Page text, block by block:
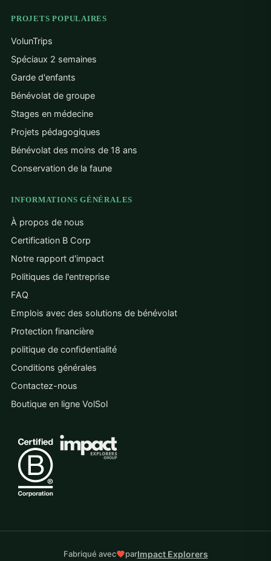
PROJETS POPULAIRES
VolunTrips
Spéciaux 2 semaines
Garde d'enfants
Bénévolat de groupe
Stages en médecine
Projets pédagogiques
Bénévolat des moins de 18 ans
Conservation de la faune
INFORMATIONS GÉNÉRALES
À propos de nous
Certification B Corp
Notre rapport d'impact
Politiques de l'entreprise
FAQ
Emplois avec des solutions de bénévolat
Protection financière
politique de confidentialité
Conditions générales
Contactez-nous
Boutique en ligne VolSol
Fabriqué avec parImpact Explorers